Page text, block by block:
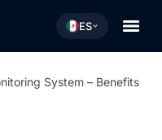
ES
System – Benefits